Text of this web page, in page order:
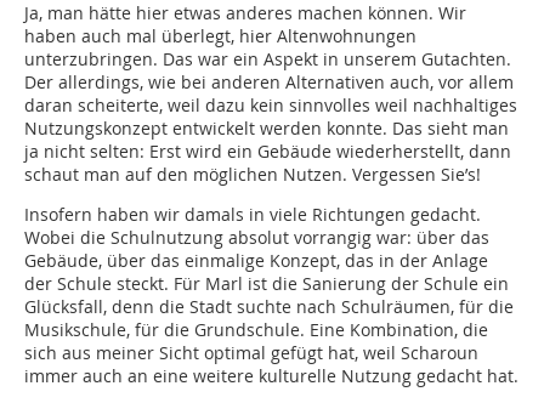
Ja, man hätte hier etwas anderes machen können. Wir
haben auch mal überlegt, hier Altenwohnungen
unterzubringen. Das war ein Aspekt in unserem Gutachten.
Der allerdings, wie bei anderen Alternativen auch, vor allem
daran scheiterte, weil dazu kein sinnvolles weil nachhaltiges
Nutzungskonzept entwickelt werden konnte. Das sieht man
ja nicht selten: Erst wird ein Gebäude wiederherstellt, dann
schaut man auf den möglichen Nutzen. Vergessen Sie’s!
Insofern haben wir damals in viele Richtungen gedacht.
Wobei die Schulnutzung absolut vorrangig war: über das
Gebäude, über das einmalige Konzept, das in der Anlage
der Schule steckt. Für Marl ist die Sanierung der Schule ein
Glücksfall, denn die Stadt suchte nach Schulräumen, für die
Musikschule, für die Grundschule. Eine Kombination, die
sich aus meiner Sicht optimal gefügt hat, weil Scharoun
immer auch an eine weitere kulturelle Nutzung gedacht hat.